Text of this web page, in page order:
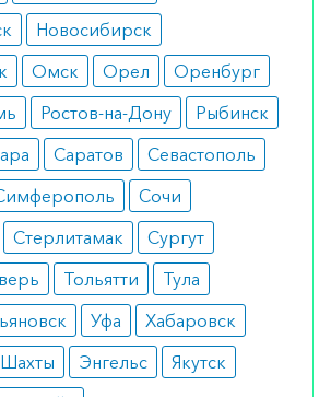
молочных желез;
боль;
пластырь №15
50 ТТС N6
50 ТТС 8шт
заказ?
препарат с доставкой в
в вашем городе. Для этого Вы
Новосибирск
Омск Орел
Оренбург
Ростов-на-Дону
Рыбинск
Саратов
Севастополь
Сочи
Стерлитамак
Сургут
Тольятти
Тула
Уфа
Хабаровск
Шахты Энгельс
Якутск